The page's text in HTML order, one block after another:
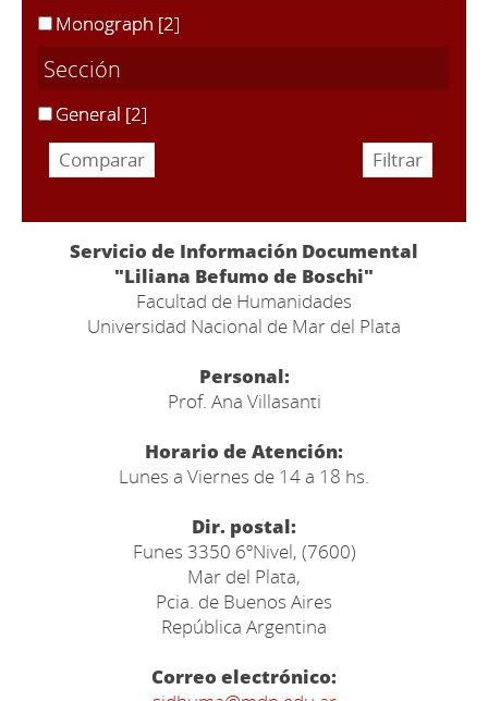
Monograph [2]
Sección
General [2]
Servicio de Información Documental
"Liliana Befumo de Boschi"
Facultad de Humanidades
Universidad Nacional de Mar del Plata
Personal:
Prof. Ana Villasanti
Horario de Atención:
Lunes a Viernes de 14 a 18 hs.
Dir. postal:
Funes 3350 6ºNivel, (7600)
Mar del Plata,
Pcia. de Buenos Aires
República Argentina
Correo electrónico: